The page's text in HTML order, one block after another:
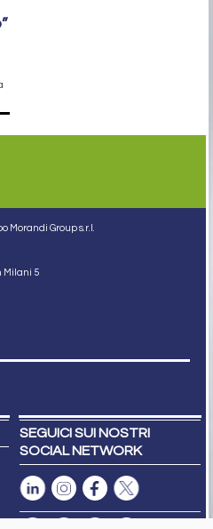
Morandi Group s.r.l.
Milani 5
SEGUICI SUI NOSTRI
SOCIAL NETWORK